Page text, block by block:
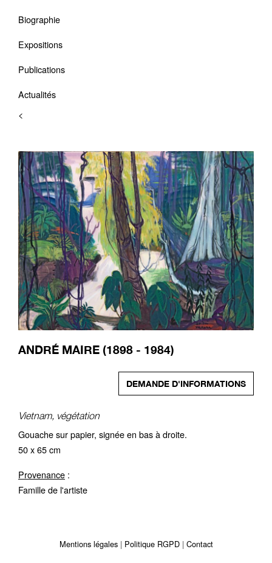
Biographie
Expositions
Publications
Actualités
<
ANDRÉ MAIRE (1898 - 1984)
DEMANDE D'INFORMATIONS
Vietnam, végétation
Gouache sur papier, signée en bas à droite.
50 x 65 cm
Provenance :
Famille de l'artiste
Mentions légales Politique RGPD Contact